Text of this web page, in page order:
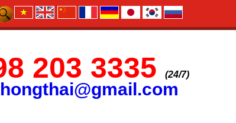
203 3335 (24/7)